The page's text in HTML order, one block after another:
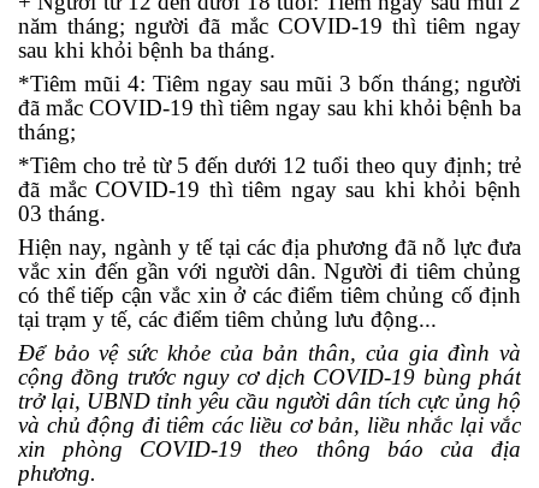
năm tháng; người đã mắc COVID-19 thì tiêm ngay
sau khi khỏi bệnh ba tháng.
*Tiêm mũi 4: Tiêm ngay sau mũi 3 bốn tháng; người
đã mắc COVID-19 thì tiêm ngay sau khi khỏi bệnh ba
tháng;
*Tiêm cho trẻ từ 5 đến dưới 12 tuổi theo quy định; trẻ
đã mắc COVID-19 thì tiêm ngay sau khi khỏi bệnh
03 tháng.
Hiện nay, ngành y tế tại các địa phươngđã nỗ lực đưa
vắc xin đến gần với người dân. Người đi tiêm chủng
có thể tiếp cận vắc xin ở các điểm tiêm chủng cố định
tại trạm y tế, các điểm tiêm chủng lưu động...
Để bảo vệ sức khỏe của bản thân, của gia đình và
cộng đồng trước nguy cơ dịch COVID-19 bùng phát
trở lại, UBND tỉnh yêu cầu người dân tích cực ủng hộ
và chủ động đi tiêm các liều cơ bản, liều nhắc lại vắc
xin phòng COVID-19 theo thông báo của địa
phương.